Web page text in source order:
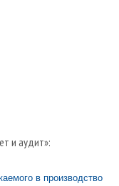
и аудит»:
в производство